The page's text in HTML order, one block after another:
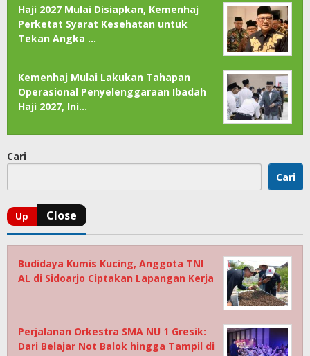
Haji 2027 Mulai Disiapkan, Kemenhaj
Perketat Syarat Kesehatan untuk
Tekan Angka …
Kemenhaj Mulai Lakukan Tahapan
Operasional Penyelenggaraan Ibadah
Haji 2027, Ini…
Cari
Cari
Budidaya Kumis Kucing, Anggota TNI
AL di Sidoarjo Ciptakan Lapangan Kerja
Perjalanan Orkestra SMA NU 1 Gresik:
Dari Belajar Not Balok hingga Tampil di